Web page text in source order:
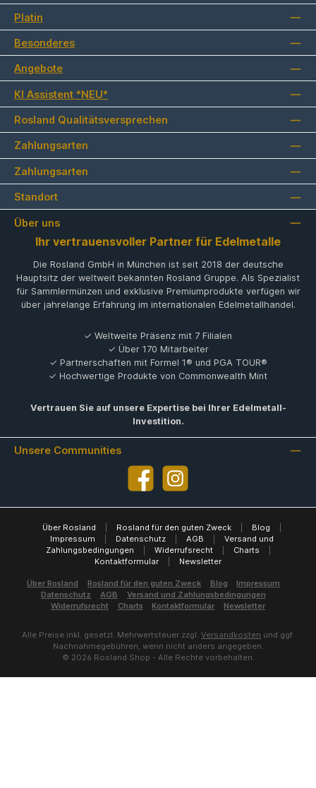
Platin
Besonderes
Angebote
KI Assistent *NEU*
Rosland Qualitätsversprechen
Zahlungsarten
Zahlungsarten
Standort
Über uns
Ihr vertrauensvoller Partner für Edelmetalle
Die Rosland GmbH in München ist seit 2018 der deutsche
Hauptsitz der weltweit bekannten Rosland Gruppe. Als Spezialist
für Sammlermünzen und exklusive Premiumprodukte verfügen wir
über jahrelange Erfahrung im internationalen Edelmetallhandel.
✓ Weltweite Präsenz mit 7 Filialen
✓ Über 170 Mitarbeiter
✓ Partnerschaften mit Formel 1® und PGA TOUR®
✓ Hochwertige Produkte von Commonwealth Mint
Vertrauen Sie auf unsere Expertise bei Ihrer Edelmetall-
Investition.
Unsere Communities
Facebook Instagram
Über Rosland Rosland für den guten Zweck Blog
Impressum
Datenschutz AGB
Versand und
Zahlungsbedingungen
Widerrufsrecht Charts
Kontaktformular
Newsletter
Über Rosland Rosland für den guten Zweck Blog
Impressum
Datenschutz
AGB
Versand und Zahlungsbedingungen
Widerrufsrecht
Charts Kontaktformular Newsletter
Alle Preise inkl. gesetzl. Mehrwertsteuer zzgl. Versandkosten und ggf.
Nachnahmegebühren, wenn nicht anders angegeben.
© 2026 Rosland Shop - Alle Rechte vorbehalten.